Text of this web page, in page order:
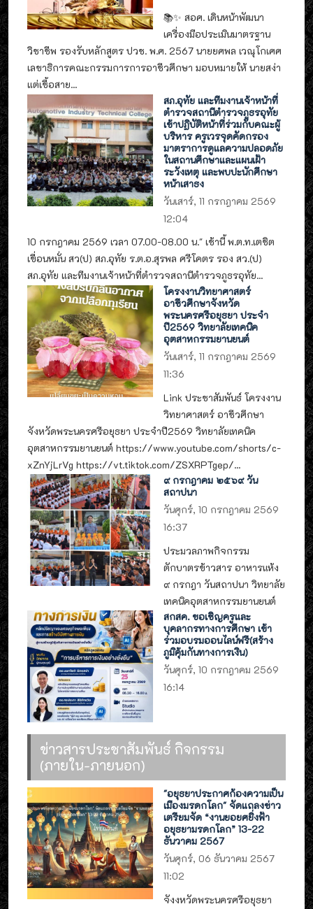
📚✨ สอศ. เดินหน้าพัฒนา
เครื่องมือประเมินมาตรฐาน
วิชาชีพ รองรับหลักสูตร ปวช. พ.ศ. 2567 นายยศพล เวณุโกเศศ
เลขาธิการคณะกรรมการการอาชีวศึกษา มอบหมายให้ นายสง่า
แต่เชื้อสาย...
สภ.อุทัย และทีมงานเจ้าหน้าที่
ตำรวจสถานีตำรวจภูธรอุทัย
เข้าปฏิบัติหน้าที่ร่วมกับคณะผู้
บริหาร ครูเวรจุดคัดกรอง
มาตราการดูแลความปลอดภัย
ในสถานศึกษาและแผนเฝ้า
ระวังเหตุ และพบปะนักศึกษา
หน้าเสาธง
วันเสาร์, 11 กรกฎาคม 2569
12:04
10 กรกฎาคม 2569 เวลา 07.00-08.00 น." เช้านี้ พ.ต.ท.เตชิต
เขื่อนหมั่น สว(ป) สภ.อุทัย ร.ต.อ.สุรพล ศรีโคตร รอง สว.(ป)
สภ.อุทัย และทีมงานเจ้าหน้าที่ตำรวจสถานีตำรวจภูธรอุทัย...
โครงงานวิทยาศาสตร์
อาชีวศึกษาจังหวัด
พระนครศรีอยุธยา ประจำ
ปี2569 วิทยาลัยเทคนิค
อุตสาหกรรมยานยนต์
วันเสาร์, 11 กรกฎาคม 2569
11:36
Link ประชาสัมพันธ์ โครงงาน
วิทยาศาสตร์ อาชีวศึกษา
จังหวัดพระนครศรีอยุธยา ประจำปี2569 วิทยาลัยเทคนิค
อุตสาหกรรมยานยนต์ https://www.youtube.com/shorts/c-
xZnYjLrVg https://vt.tiktok.com/ZSXRPTgep/...
๙ กรกฎาคม ๒๕๖๙ วัน
สถาปนา
วันศุกร์, 10 กรกฎาคม 2569
16:37
ประมวลภาพกิจกรรม
ตักบาตรข้าวสาร อาหารแห้ง
๙ กรกฎา วันสถาปนา วิทยาลัย
เทคนิคอุตสาหกรรมยานยนต์
สกสค. ขอเชิญครูและ
บุคลากรทางการศึกษา เข้า
ร่วมอบรมออนไลน์ฟรี(สร้าง
ภูมิคุ้มกันทางการเงิน)
วันศุกร์, 10 กรกฎาคม 2569
16:14
ข่าวสารประชาสัมพันธ์ กิจกรรม
(ภายใน-ภายนอก)
"อยุธยาประกาศก้องความเป็น
เมืองมรดกโลก" จัดแถลงข่าว
เตรียมจัด “งานยอยศยิ่งฟ้า
อยุธยามรดกโลก” 13-22
ธันวาคม 2567
วันศุกร์, 06 ธันวาคม 2567
11:02
จังงหวัดพระนครศรีอยุธยา